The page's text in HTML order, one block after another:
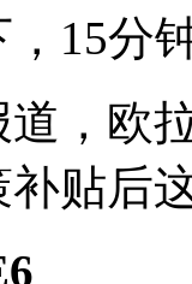
15分
，欧
补贴后